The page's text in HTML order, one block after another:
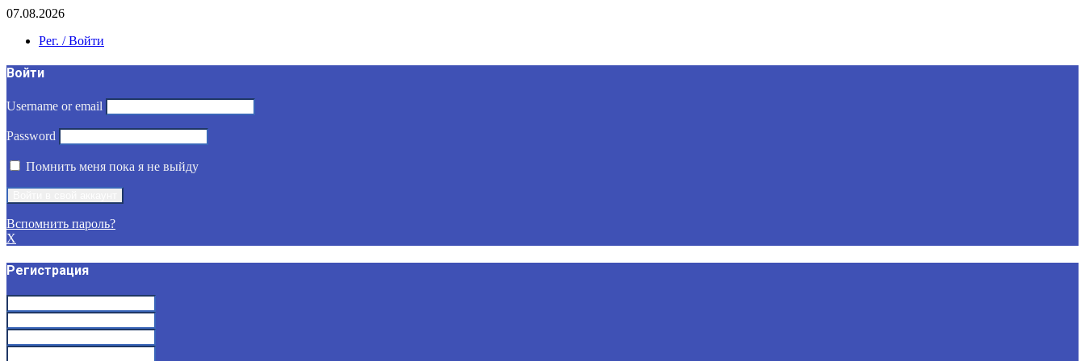
07.08.2026
Рег. / Войти
Войти
Username or email
Password
Помнить меня пока я не выйду
Вспомнить пароль?
X
Регистрация